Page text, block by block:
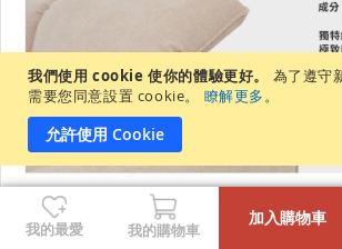
我們使用 cookie 使你的體驗更好。
為了遵守
需要您同意設置 cookie。
瞭解更多。
允許使用 Cookie
我的最愛 我的購物車
加入購物車
+
-